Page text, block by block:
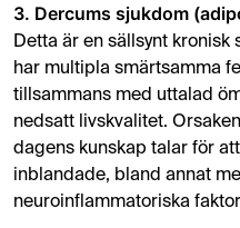
3. Dercums sjukdom
Detta är en sällsynt
har multipla smärtsamma
tillsammans med uttalad
nedsatt livskvalitet.
dagens kunskap talar för
inblandade, bland annat
neuroinflammatoriska